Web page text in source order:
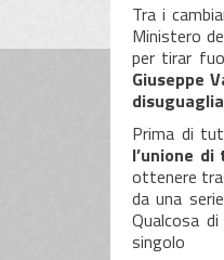
Tra i
Ministero
per tirar
Giuseppe
Prima di
l’unione
ottenere
da una
Qualcosa
singolo